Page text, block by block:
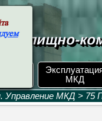
МКД
жилищно-
Управление МКД > 75